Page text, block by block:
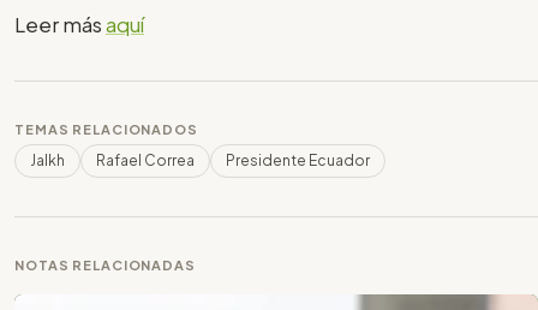
Leer másaquí
TEMAS RELACIONADOS
Jalkh Rafael Correa Presidente Ecuador
NOTAS RELACIONADAS